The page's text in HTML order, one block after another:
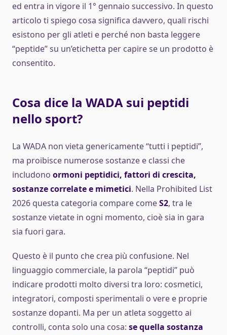
ed entra in vigore il 1° gennaio successivo. In questo
articolo ti spiego cosa significa davvero, quali rischi
esistono per gli atleti e perché non basta leggere
“peptide” su un’etichetta per capire se un prodotto è
consentito.
Cosa dice la WADA sui peptidi
nello sport?
La WADA non vieta genericamente “tutti i peptidi”,
ma proibisce numerose sostanze e classi che
includono ormoni peptidici, fattori di crescita,
sostanze correlate e mimetici. Nella Prohibited List
2026 questa categoria compare comeS2, tra le
sostanze vietate in ogni momento, cioè sia in gara
sia fuori gara.
Questo è il punto che crea più confusione. Nel
linguaggio commerciale, la parola “peptidi” può
indicare prodotti molto diversi tra loro: cosmetici,
integratori, composti sperimentali o vere e proprie
sostanze dopanti. Ma per un atleta soggetto ai
controlli, conta solo una cosa: se quella sostanza